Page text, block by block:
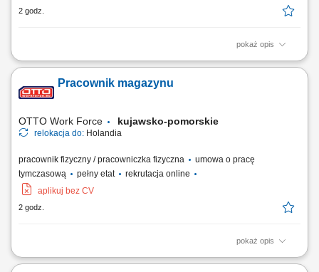
2 godz.
pokaż opis
Zakres obowiązków: Kompletowanie zamówień w nowoczesnym
magazynowe wspierające proces logistyczny. Praca na systemie w
języku polskim.
Pracownik magazynu
OTTO Work Force kujawsko-pomorskie
relokacja do: Holandia
pracownik fizyczny / pracowniczka fizyczna
umowa o pracę
tymczasową
pełny etat
rekrutacja online
aplikuj bez CV
2 godz.
pokaż opis
Twoje codzienne zadania Wspierasz codzienną pracę w magazynie.